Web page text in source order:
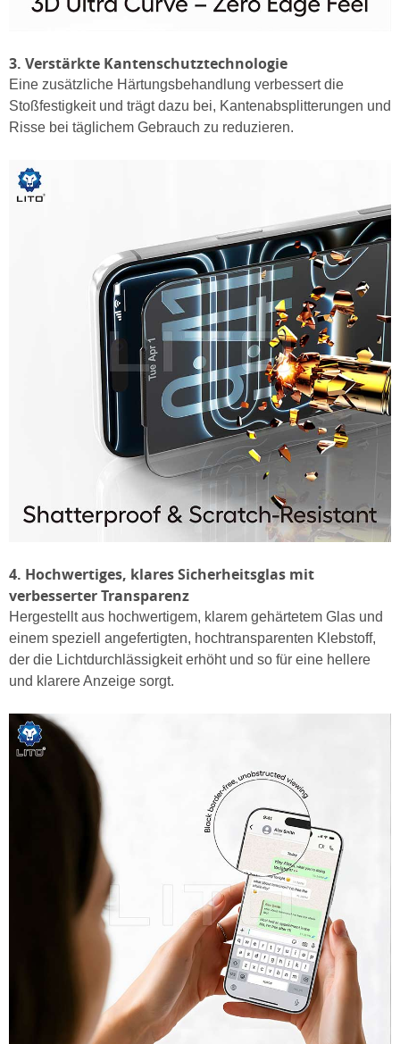
3. Verstärkte Kantenschutztechnologie
Eine zusätzliche Härtungsbehandlung verbessert die
Stoßfestigkeit und trägt dazu bei, Kantenabsplitterungen und
Risse bei täglichem Gebrauch zu reduzieren.
4. Hochwertiges, klares Sicherheitsglas mit
verbesserter Transparenz
Hergestellt aus hochwertigem, klarem gehärtetem Glas und
einem speziell angefertigten, hochtransparenten Klebstoff,
der die Lichtdurchlässigkeit erhöht und so für eine hellere
und klarere Anzeige sorgt.